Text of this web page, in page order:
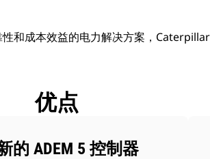
和成本效益的电力解决方案，
优点
的 ADEM 5 控制器